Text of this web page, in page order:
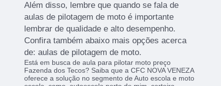
Além disso, lembre que quando se fala de
aulas de pilotagem de moto é importante
lembrar de qualidade e alto desempenho.
Confira também abaixo mais opções acerca
de: aulas de pilotagem de moto.
Está em busca de aula para pilotar moto preço
Fazenda dos Tecos? Saiba que a CFC NOVA VENEZA
oferece a solução no segmento de Auto escola e moto